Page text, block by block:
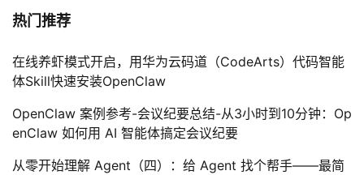
热门推荐
在线养虾模式开启，用华为云码道（CodeArts）代码智能
体Skill快速安装OpenClaw
OpenClaw 案例参考-会议纪要总结-从3小时到10分钟：Op
enClaw 如何用 AI 智能体搞定会议纪要
从零开始理解 Agent（四）：给 Agent 找个帮手——最简